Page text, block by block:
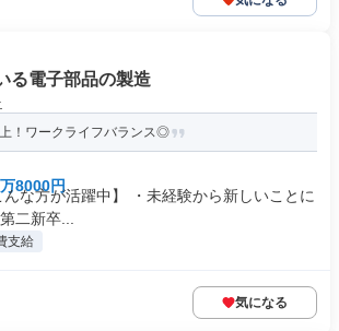
る電子部品の製造
！ワークライフバランス◎
8000円
な方が活躍中】 ・未経験から新しいことに
二新卒...
支給
気になる